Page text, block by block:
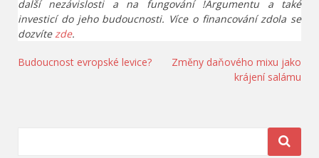
další nezávislosti a na fungování !Argumentu a také
investicí do jeho budoucnosti. Více o financování zdola se
dozvítezde.
Navigace
Budoucnost evropské levice?
Změny daňového mixu jako
krájení salámu